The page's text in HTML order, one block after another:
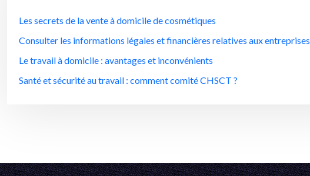
Les secrets de la vente à domicile de cosmétiques
Consulter les informations légales et financières relatives aux entreprises
Le travail à domicile : avantages et inconvénients
Santé et sécurité au travail : comment comité CHSCT ?